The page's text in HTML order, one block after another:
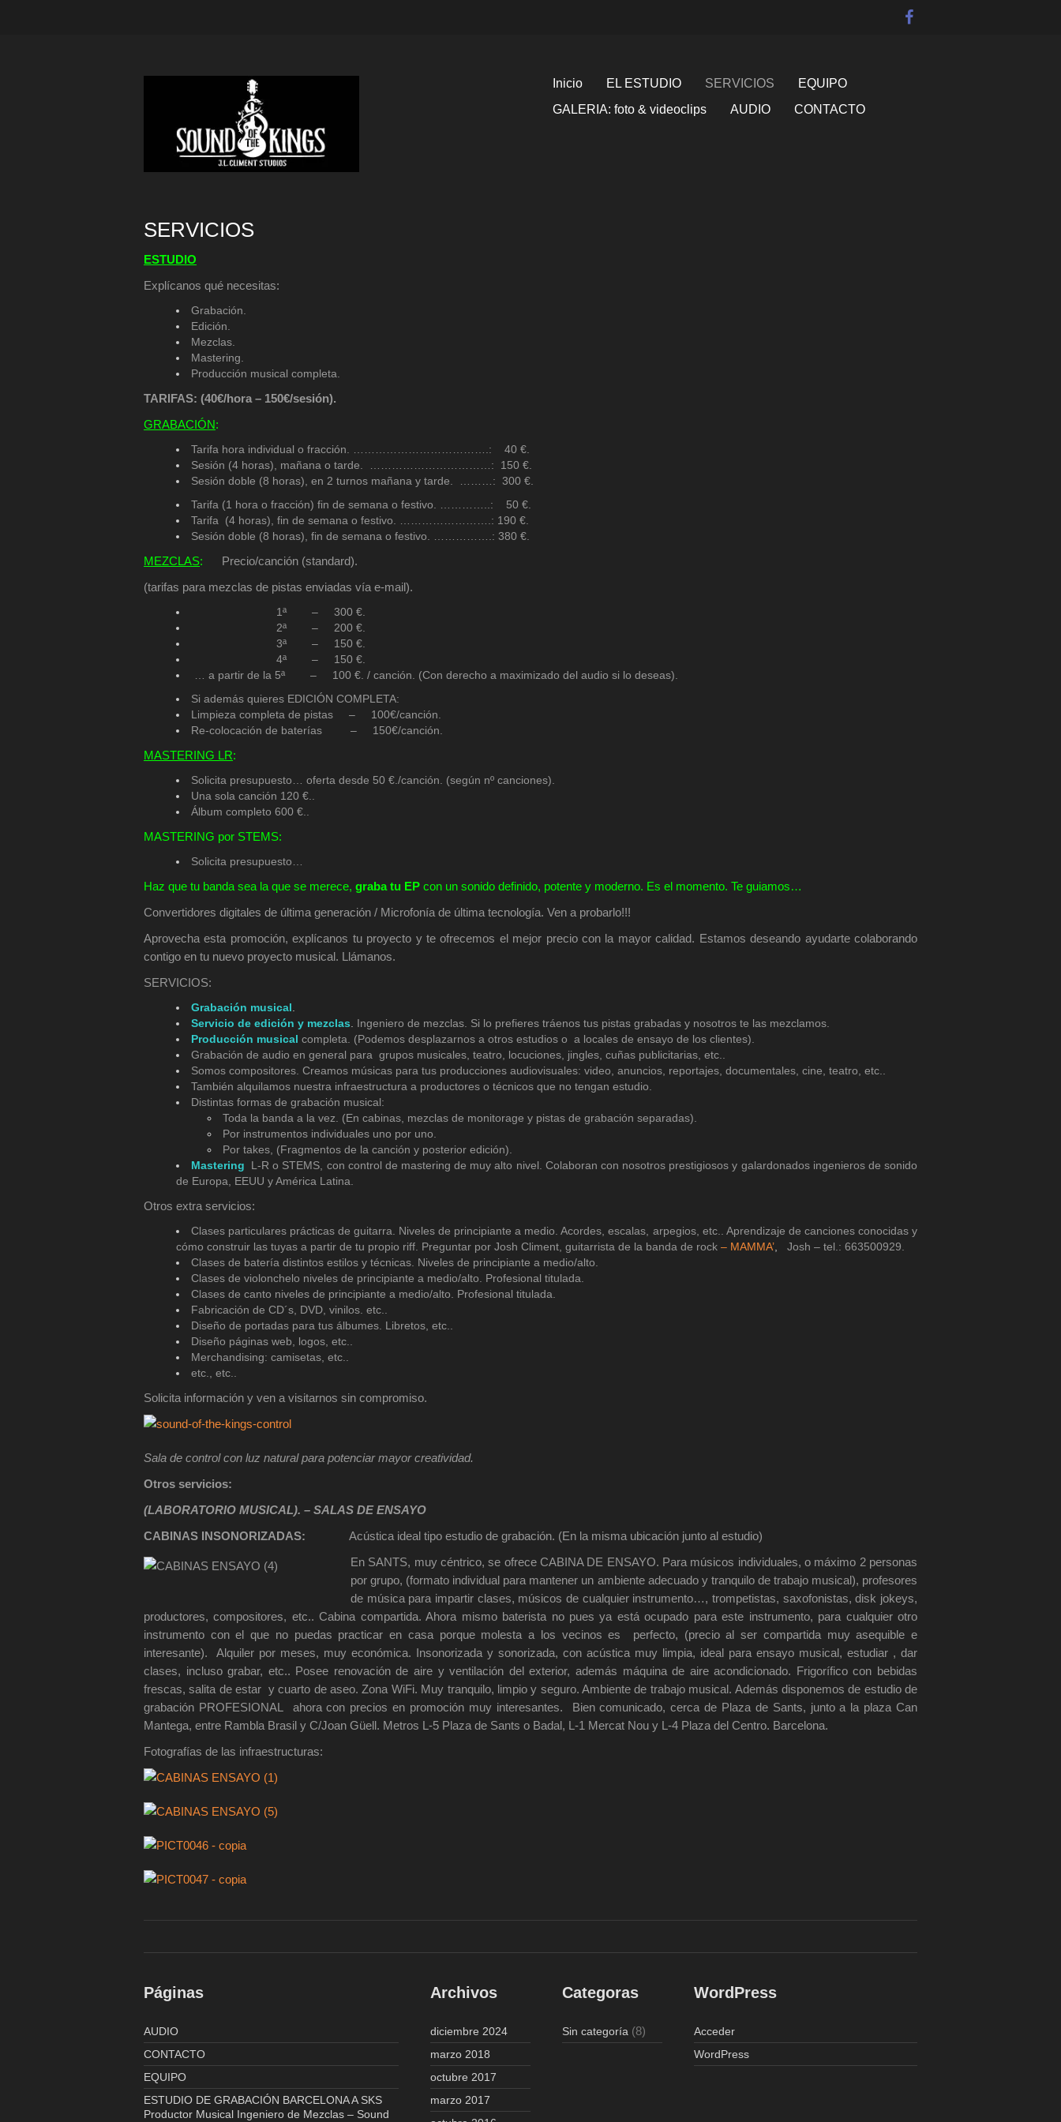
Inicio EL ESTUDIO SERVICIOS
EQUIPO
GALERIA: foto & videoclips
AUDIO CONTACTO
SERVICIOS
ESTUDIO
Explícanos qué necesitas:
Grabación.
Edición.
Mezclas.
Mastering.
Producción musical completa.
TARIFAS: (40€/hora – 150€/sesión).
GRABACIÓN:
Tarifa hora individual o fracción. ……………………………….: 40 €.
Sesión (4 horas), mañana o tarde. ……………………………: 150 €.
Sesión doble (8 horas), en 2 turnos mañana y tarde. ………: 300 €.
Tarifa (1 hora o fracción) fin de semana o festivo. …………..: 50 €.
Tarifa (4 horas), fin de semana o festivo. …………………….: 190 €.
Sesión doble (8 horas), fin de semana o festivo. …………….: 380 €.
MEZCLAS: Precio/canción (standard).
(tarifas para mezclas de pistas enviadas vía e-mail).
1ª – 300 €.
2ª – 200 €.
3ª – 150 €.
4ª – 150 €.
… a partir de la 5ª – 100 €. / canción. (Con derecho a maximizado del audio si lo deseas).
Si además quieres EDICIÓN COMPLETA:
Limpieza completa de pistas – 100€/canción.
Re-colocación de baterías – 150€/canción.
MASTERING LR:
Solicita presupuesto… oferta desde 50 €./canción. (según nº canciones).
Una sola canción 120 €..
Álbum completo 600 €..
MASTERING por STEMS:
Solicita presupuesto…
Haz que tu banda sea la que se merece, graba tu EP con un sonido definido, potente y moderno. Es el momento. Te guiamos…
Convertidores digitales de última generación / Microfonía de última tecnología. Ven a probarlo!!!
Aprovecha esta promoción, explícanos tu proyecto y te ofrecemos el mejor precio con la mayor calidad. Estamos deseando ayudarte colaborando
contigo en tu nuevo proyecto musical. Llámanos.
SERVICIOS:
Grabación musical
Servicio de edición y mezclas
Ingeniero de mezclas. Si lo prefieres tráenos tus pistas grabadas y nosotros te las mezclamos.
Producción musical completa. (Podemos desplazarnos a otros estudios o a locales de ensayo de los clientes).
Grabación de audio en general para grupos musicales, teatro, locuciones, jingles, cuñas publicitarias, etc..
Somos compositores. Creamos músicas para tus producciones audiovisuales: video, anuncios, reportajes, documentales, cine, teatro, etc..
También alquilamos nuestra infraestructura a productores o técnicos que no tengan estudio.
Distintas formas de grabación musical:
Toda la banda a la vez. (En cabinas, mezclas de monitorage y pistas de grabación separadas).
Por instrumentos individuales uno por uno.
Por takes, (Fragmentos de la canción y posterior edición).
Mastering
L-R o STEMS, con control de mastering de muy alto nivel. Colaboran con nosotros prestigiosos y galardonados ingenieros de sonido
de Europa, EEUU y América Latina.
Otros extra servicios:
Clases particulares prácticas de guitarra. Niveles de principiante a medio. Acordes, escalas, arpegios, etc.. Aprendizaje de canciones conocidas y
cómo construir las tuyas a partir de tu propio riff. Preguntar por Josh Climent, guitarrista de la banda de rock – MAMMA’,
Josh – tel.: 663500929.
Clases de batería distintos estilos y técnicas. Niveles de principiante a medio/alto.
Clases de violonchelo niveles de principiante a medio/alto. Profesional titulada.
Clases de canto niveles de principiante a medio/alto. Profesional titulada.
Fabricación de CD´s, DVD, vinilos. etc..
Diseño de portadas para tus álbumes. Libretos, etc..
Diseño páginas web, logos, etc..
Merchandising: camisetas, etc..
etc., etc..
Solicita información y ven a visitarnos sin compromiso.
Sala de control con luz natural para potenciar mayor creatividad.
Otros servicios:
(LABORATORIO MUSICAL). – SALAS DE ENSAYO
CABINAS INSONORIZADAS: Acústica ideal tipo estudio de grabación. (En la misma ubicación junto al estudio)
En SANTS, muy céntrico, se ofrece CABINA DE ENSAYO. Para músicos individuales, o máximo 2 personas
por grupo, (formato individual para mantener un ambiente adecuado y tranquilo de trabajo musical), profesores
de música para impartir clases, músicos de cualquier instrumento…, trompetistas, saxofonistas, disk jokeys,
productores, compositores, etc.. Cabina compartida. Ahora mismo baterista no pues ya está ocupado para este instrumento, para cualquier otro
instrumento con el que no puedas practicar en casa porque molesta a los vecinos es perfecto, (precio al ser compartida muy asequible e
interesante). Alquiler por meses, muy económica. Insonorizada y sonorizada, con acústica muy limpia, ideal para ensayo musical, estudiar , dar
clases, incluso grabar, etc.. Posee renovación de aire y ventilación del exterior, además máquina de aire acondicionado. Frigorífico con bebidas
frescas, salita de estar y cuarto de aseo. Zona WiFi. Muy tranquilo, limpio y seguro. Ambiente de trabajo musical. Además disponemos de estudio de
grabación PROFESIONAL ahora con precios en promoción muy interesantes. Bien comunicado, cerca de Plaza de Sants, junto a la plaza Can
Mantega, entre Rambla Brasil y C/Joan Güell. Metros L-5 Plaza de Sants o Badal, L-1 Mercat Nou y L-4 Plaza del Centro. Barcelona.
Fotografías de las infraestructuras:
Páginas
AUDIO
CONTACTO
EQUIPO
ESTUDIO DE GRABACIÓN BARCELONA A SKS
Productor Musical Ingeniero de Mezclas – Sound
Archivos
diciembre 2024
marzo 2018
octubre 2017
marzo 2017
Categoras
Sin categoría (8)
WordPress
Acceder
WordPress